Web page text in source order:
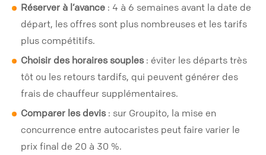
Réserver à l’avance : 4 à 6 semaines avant la date de
départ, les offres sont plus nombreuses et les tarifs
plus compétitifs.
Choisir des horaires souples: éviter les départs très
tôt ou les retours tardifs, qui peuvent générer des
frais de chauffeur supplémentaires.
Comparer les devis: sur Groupito, la mise en
concurrence entre autocaristes peut faire varier le
prix final de 20 à 30 %.